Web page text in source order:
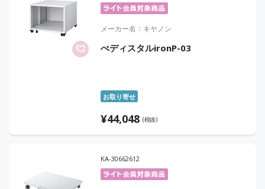
メーカー名 キヤノン
ぺディスタルironP-03
お取り寄せ
¥44,048 (税抜)
KA-30662612